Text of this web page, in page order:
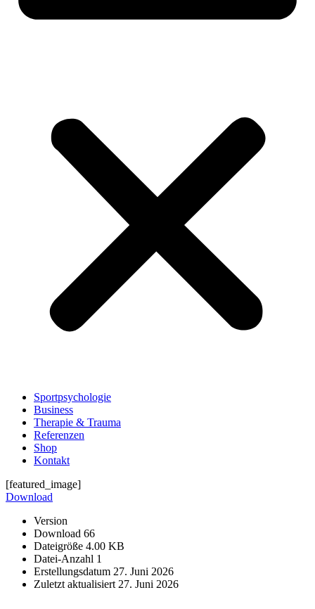
Sportpsychologie
Business
Therapie & Trauma
Referenzen
Shop
Kontakt
[featured_image]
Download
Version
Download 66
Dateigröße 4.00 KB
Datei-Anzahl 1
Erstellungsdatum 27. Juni 2026
Zuletzt aktualisiert 27. Juni 2026